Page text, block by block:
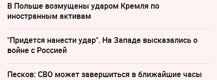
В Польше возмущены ударом Кремля по
иностранным активам
"Придется нанести удар". На Западе высказались о
войне с Россией
Песков: СВО может завершиться в ближайшие часы